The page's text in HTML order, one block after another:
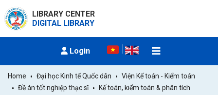
LIBRARY CENTER
DIGITAL LIBRARY
Login
Home Đại học Kinh tế Quốc dân
Viện Kế toán - Kiểm toán
Đề án tốt nghiệp thạc sĩ
Kế toán, kiểm toán & phân tích